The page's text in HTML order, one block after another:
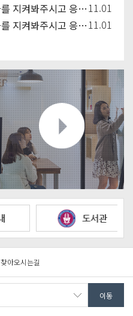
전북대학교의 새로운 변화를 지켜봐주시고 응원해주시기 바랍니다.11.01
전북대학교의 새로운 변화를 지켜봐주시고 응원해주시기 바랍니다.11.01
찾아오시는길